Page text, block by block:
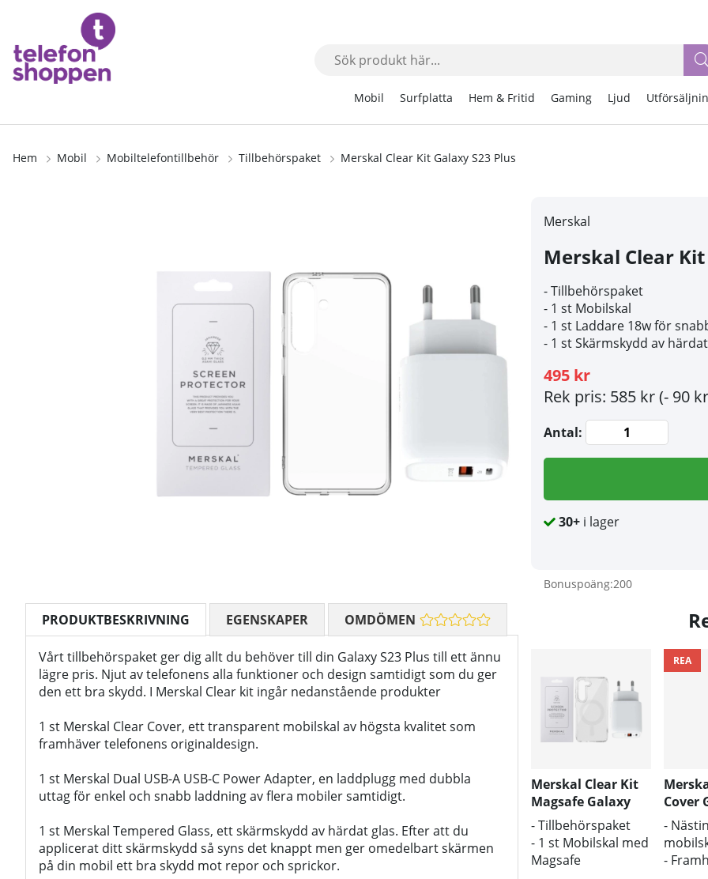
Mobil Surfplatta Hem & Fritid Gaming Ljud
Hem Mobil Mobiltelefontillbehör Tillbehörspaket Merskal Clear Kit Galaxy S23 Plus
Merskal
Merskal Clear Kit
- Tillbehörspaket
- 1 st Mobilskal
- 1 st Laddare 18w för
- 1 st Skärmskydd av
495 kr
Rek pris: 585 kr(- 90
Antal:
30+ i lager
Bonuspoäng:200
PRODUKTBESKRIVNING
Vårt tillbehörspaket ger dig allt du behöver till din Galaxy S23 Plus till ett ännu
lägre pris. Njut av telefonens alla funktioner och design samtidigt som du ger
den ett bra skydd. I Merskal Clear kit ingår nedanstående produkter
1 st Merskal Clear Cover, ett transparent mobilskal av högsta kvalitet som
framhäver telefonens originaldesign.
1 st Merskal Dual USB-A USB-C Power Adapter, en laddplugg med dubbla
uttag för enkel och snabb laddning av flera mobiler samtidigt.
1 st Merskal Tempered Glass, ett skärmskydd av härdat glas. Efter att du
applicerat ditt skärmskydd så syns det knappt men ger omedelbart skärmen
på din mobil ett bra skydd mot repor och sprickor.
EGENSKAPER OMDÖMEN
Merskal Clear Kit
Magsafe Galaxy
S23 Plus
- Tillbehörspaket
- 1 st Mobilskal med
Magsafe
REA
Cover
Plus
-
-